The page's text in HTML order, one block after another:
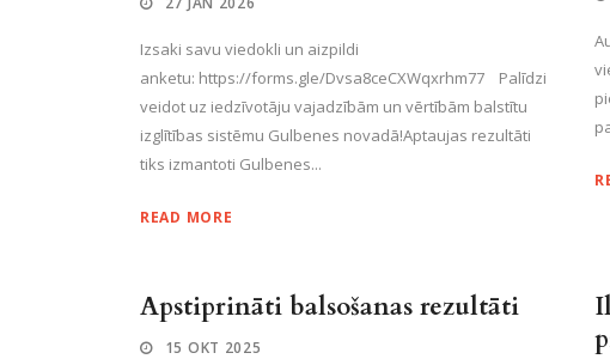
Izsaki savu viedokli un aizpildi
anketu: https://forms.gle/Dvsa8ceCXWqxrhm77 Palīdzi
veidot uz iedzīvotāju vajadzībām un vērtībām balstītu
izglītības sistēmu Gulbenes novadā!Aptaujas rezultāti
tiks izmantoti Gulbenes...
READ MORE
Apstiprināti balsošanas rezultāti
15 OKT 2025